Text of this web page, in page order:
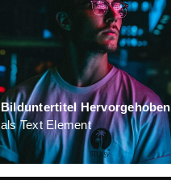
Bild­unter­titel Hervorgehoben
als Text Element